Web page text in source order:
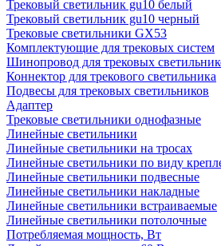
Трековый светильник gu10 белый
Трековый светильник gu10 черный
Трековые светильники GX53
Комплектующие для трековых систем
Шинопровод для трековых
Коннектор для трекового светильника
Подвесы для трековых светильников
Адаптер
Трековые светильники однофазные
Линейные светильники
Линейные светильники на тросах
Линейные светильники по виду
Линейные светильники подвесные
Линейные светильники накладные
Линейные светильники встраиваемые
Линейные светильники потолочные
Потребляемая мощность, Вт